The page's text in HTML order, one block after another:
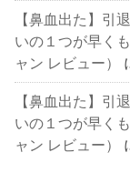
【鼻血出た】引
いの１つが早く
ャン レビュー）
【鼻血出た】引
いの１つが早く
ャン レビュー）